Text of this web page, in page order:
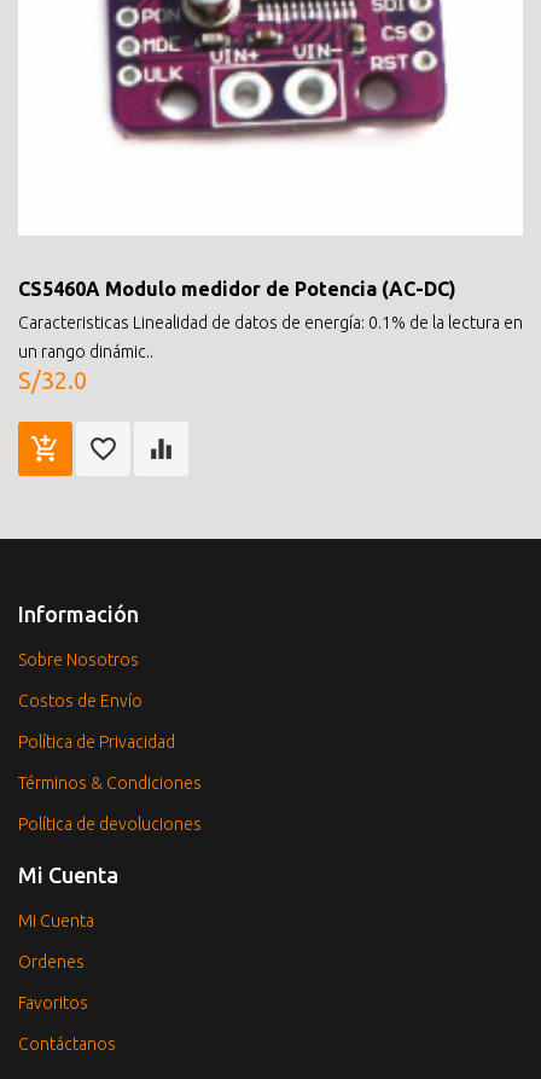
CS5460A Modulo medidor de Potencia (AC-DC)
Caracteristicas Linealidad de datos de energía: 0.1% de la lectura en
un rango dinámic..
S/32.0
Información
Sobre Nosotros
Costos de Envío
Política de Privacidad
Términos & Condiciones
Política de devoluciones
Mi Cuenta
Mi Cuenta
Ordenes
Favoritos
Contáctanos